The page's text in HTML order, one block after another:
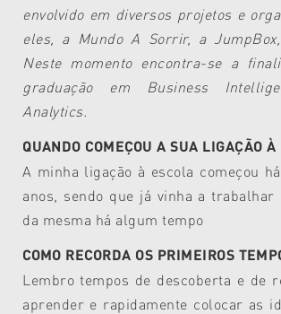
envolvido em diversos projetos e
eles, a Mundo A Sorrir, a
Neste momento encontra-se a
graduação em Business
Analytics.
QUANDO COMEÇOU A SUA LIGAÇÃO À
A minha ligação à escola começou
anos, sendo que já vinha a trabalhar
da mesma há algum tempo
COMO RECORDA OS PRIMEIROS
Lembro tempos de descoberta e de
aprender e rapidamente colocar as